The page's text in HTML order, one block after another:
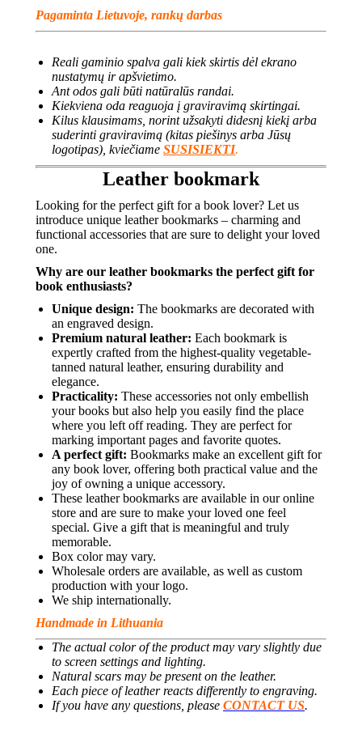
Pagaminta Lietuvoje, rankų darbas
Reali gaminio spalva gali kiek skirtis dėl ekrano
nustatymų ir apšvietimo.
Ant odos gali būti natūralūs randai.
Kiekviena oda reaguoja į graviravimą skirtingai.
Kilus klausimams, norint užsakyti didesnį kiekį arba
suderinti graviravimą (kitas piešinys arba Jūsų
logotipas), kviečiame SUSISIEKTI.
Leather bookmark
Looking for the perfect gift for a book lover? Let us
introduce unique leather bookmarks – charming and
functional accessories that are sure to delight your loved
one.
Why are our leather bookmarks the perfect gift for
book enthusiasts?
Unique design: The bookmarks are decorated with
an engraved design.
Premium natural leather: Each bookmark is
expertly crafted from the highest-quality vegetable-
tanned natural leather, ensuring durability and
elegance.
Practicality: These accessories not only embellish
your books but also help you easily find the place
where you left off reading. They are perfect for
marking important pages and favorite quotes.
A perfect gift: Bookmarks make an excellent gift for
any book lover, offering both practical value and the
joy of owning a unique accessory.
These leather bookmarks are available in our online
store and are sure to make your loved one feel
special. Give a gift that is meaningful and truly
memorable.
Box color may vary.
Wholesale orders are available, as well as custom
production with your logo.
We ship internationally.
Handmade in Lithuania
The actual color of the product may vary slightly due
to screen settings and lighting.
Natural scars may be present on the leather.
Each piece of leather reacts differently to engraving.
If you have any questions, please CONTACT US.